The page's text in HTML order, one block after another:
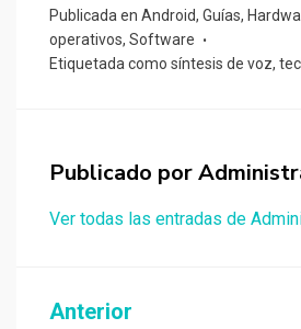
Publicada en Android, Guías,
operativos, Software
Etiquetada como síntesis de voz,
Publicado por
Ver todas las entradas de
Navegación
Anterior